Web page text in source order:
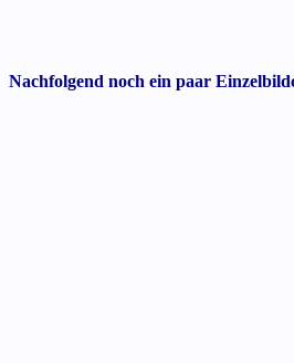
Nachfolgend noch ein paar